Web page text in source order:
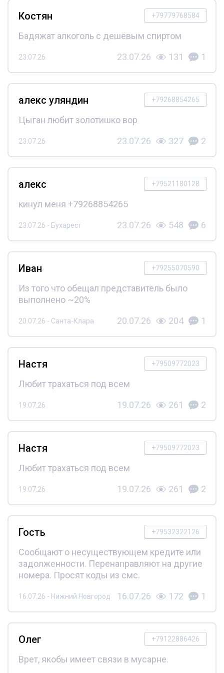
+79779768584
Костян
Бадяжат алкоголь с дешёвым спиртом
23.07.26 23.07.26 131 1
+79268854265
алекс уляндин
Цыган любит золотишко вор
23.07.26 23.07.26 327 2
+79521180128
алекс
кинул меня +79268854265
23.07.26 - Бухарест 23.07.26 548 6
+79255070590
Иван
Из того что обещал представитель было
выполнено ~20%
20.07.26 - Санта-Клара 20.07.26 204 1
+79509772023
Настя
Любит трахаться под всем
19.07.26 19.07.26 261 2
+79509772023
Настя
Любит трахаться под всем
19.07.26 19.07.26 261 2
+79532322126
Гость
Сообщают о несуществующем кредите или
задолженности. Перенаправляют на другие
номера. Просят коды из смс.
16.07.26 - Нижний Новгород 16.07.26 172 1
+79122886426
Олег
Врет, якобы имеет связи в мусарне.